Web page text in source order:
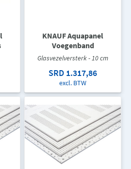
KNAUF Aquapanel
Voegenband
Glasvezelversterk - 10 cm
SRD 1.317,86
excl. BTW